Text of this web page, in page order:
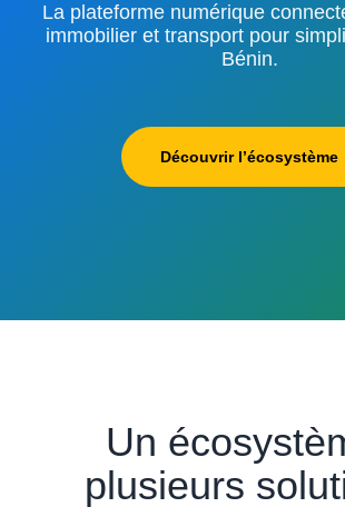
La plateforme numérique
immobilier et transport pour
Bénin.
Découvrir l’écosystème
Un
plusieurs